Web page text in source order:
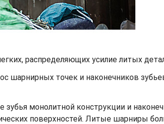
распределяющих усилие литых
шарнирных точек и наконечников
монолитной конструкции и
поверхностей. Литые шарниры